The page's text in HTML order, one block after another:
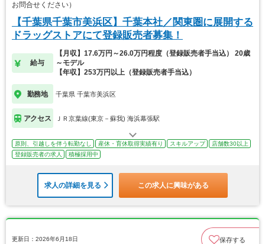
お問合せください）
【千葉県千葉市美浜区】千葉本社／関東圏に展開する
ドラッグストアにて登録販売者募集！
給与
【月収】17.6万円～26.0万円程度（登録販売者手当込） 20歳
～モデル
【年収】253万円以上（登録販売者手当込）
勤務地 千葉県 千葉市美浜区
アクセス ＪＲ京葉線(東京－蘇我) 海浜幕張駅
原則、引越しを伴う転勤なし 産休・育休取得実績有り スキルアップ
店舗数30以上
登録販売者の求人
積極採用中
求人の詳細を見る この求人に興味がある
更新日：2026年6月18日 保存する